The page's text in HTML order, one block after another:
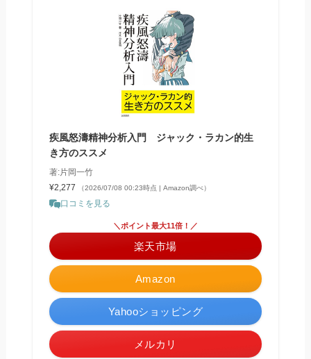
疾風怒濤精神分析入門 ジャック・ラカン的生
き方のススメ
著:片岡一竹
¥2,277
（2026/07/08 00:23時点 | Amazon調べ）
口コミを見る
Amazon
＼ポイント最大11倍！／
楽天市場
Yahooショッピング
メルカリ